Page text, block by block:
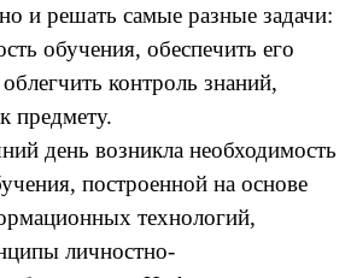
и решать самые разные задачи:
обучения, обеспечить его
контроль знаний,
предмету.
день возникла необходимость
построенной на основе
технологий,
личностно-